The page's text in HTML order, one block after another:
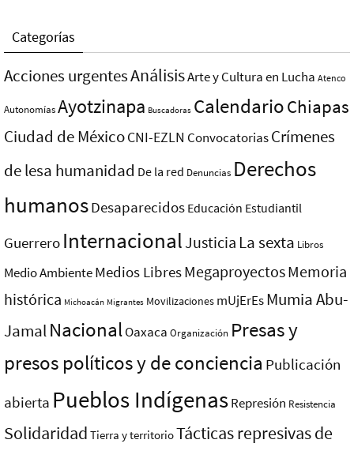
Categorías
Acciones urgentesAnálisisArte y Cultura en Lucha Atenco
AutonomíasAyotzinapa Buscadoras CalendarioChiapas
Ciudad de MéxicoCNI-EZLN ConvocatoriasCrímenes
de lesa humanidad De la red Denuncias Derechos
humanosDesaparecidos Educación Estudiantil
Guerrero InternacionalJusticia La sexta Libros
Medio AmbienteMedios LibresMegaproyectosMemoria
histórica Michoacán Migrantes Movilizaciones mUjErEsMumia Abu-
JamalNacionalOaxaca Organización Presas y
presos polí­ticos y de conciencia Publicación
abierta Pueblos Indí­genasRepresión Resistencia
Solidaridad Tierra y territorioTácticas represivas de